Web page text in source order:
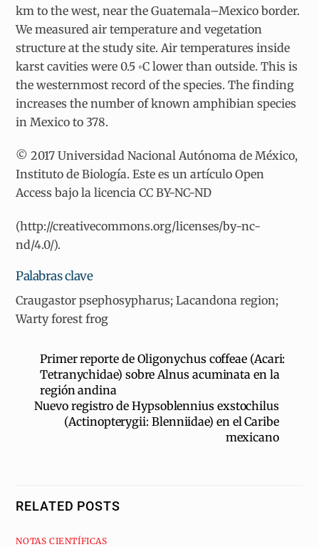
km to the west, near the Guatemala–Mexico border.
We measured air temperature and vegetation
structure at the study site. Air temperatures inside
karst cavities were 0.5 ◦C lower than outside. This is
the westernmost record of the species. The finding
increases the number of known amphibian species
in Mexico to 378.
© 2017 Universidad Nacional Autónoma de México,
Instituto de Biología. Este es un artículo Open
Access bajo la licencia CC BY-NC-ND
(http://creativecommons.org/licenses/by-nc-
nd/4.0/).
Palabras clave
Craugastor psephosypharus; Lacandona region;
Warty forest frog
Primer reporte de Oligonychus coffeae (Acari:
Tetranychidae) sobre Alnus acuminata en la
región andina
Nuevo registro de Hypsoblennius exstochilus
(Actinopterygii: Blenniidae) en el Caribe
mexicano
RELATED POSTS
NOTAS CIENTÍFICAS